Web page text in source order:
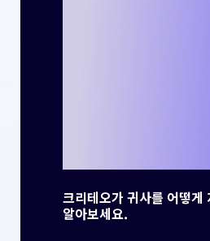
크리테오가 귀사를 어떻게
알아보세요.